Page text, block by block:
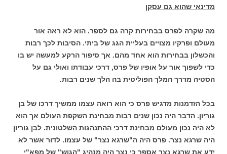
מדינאי שהוא גם עסקן
מה שקרה לפרס בבחירות קרה גם לספר. הוא לא ראה אור
מעולם ופרקיו מצויים בעליית הגג של ביתי. הסיבות לכך רבות
והכשלון בבחירות הוא אחד מהם. אך סיפור הרקע למעשה יש בו
כדי לשפוך אור על אופיו של פרס, דרכי עבודתו ואולי גם על
הסטיה מדרך המלך הפוליטית בה הלך שנים רבות.
בכל הזדמנות מדגיש פרס כי הוא רואה עצמו ממשיך דרכו של בן
גוריון. הדבר היה נכון שנים רבות מבחינת השקפת העולם אך הוא
לא היה נכון מעולם מבחינת דרכי ההתנהגות השלטונית. לבן גוריון
היה שרגא נצר. פרס היה ה"שרגא נצר" של עצמו. לדור אשר לא
ידע את שרגא נצר אספר כי נצר היה מנהיג "הגוש" של מפא"י